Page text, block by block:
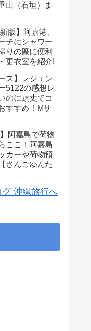
山（石垣）ま
版】阿嘉港、
チにシャワー
りの際に便利
更衣室を紹介!
ス】レジェン
5122の感想レ
のに頑丈でコ
すすめ！Mサ
阿嘉島で荷物
ここ！阿嘉島
カーや荷物預
さんごゆんた